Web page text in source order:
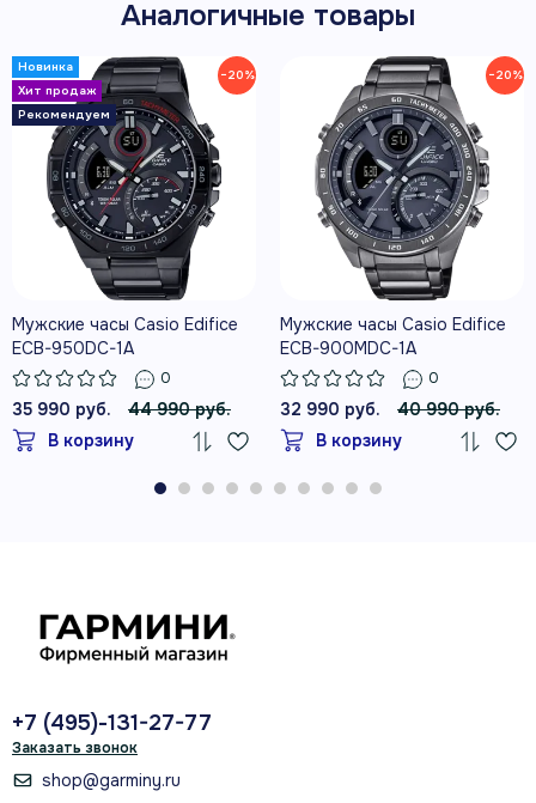
Аналогичные товары
−20%
Мужские часы Casio Edifice
ECB-950DC-1A
0
35 990 руб.
44 990 руб.
В корзину
−20%
Мужские часы Casio Edifice
ECB-900MDC-1A
0
32 990 руб.
40 990 руб.
В корзину
+7 (495)-131-27-77
Заказать звонок
shop@garminy.ru